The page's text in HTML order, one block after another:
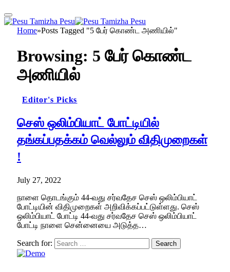
Home»Posts Tagged "5 பேர் கொண்ட அணியில்"
Browsing: 5 பேர் கொண்ட
அணியில்
Editor's Picks
செஸ் ஒலிம்பியாட் போட்டியில்
தங்கப்பதக்கம் வெல்லும் விதிமுறைகள்
!
July 27, 2022
நாளை தொடங்கும் 44-வது சர்வதேச செஸ் ஒலிம்பியாட்
போட்டியின் விதிமுறைகள் அறிவிக்கப்பட்டுள்ளது. செஸ்
ஒலிம்பியாட் போட்டி 44-வது சர்வதேச செஸ் ஒலிம்பியாட்
போட்டி நாளை சென்னையை அடுத்த…
Search for: